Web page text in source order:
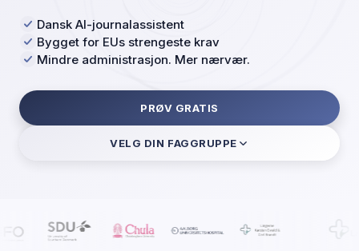
Dansk AI-journalassistent
Bygget for EUs strengeste krav
Mindre administrasjon. Mer nærvær.
PRØV GRATIS
VELG DIN FAGGRUPPE